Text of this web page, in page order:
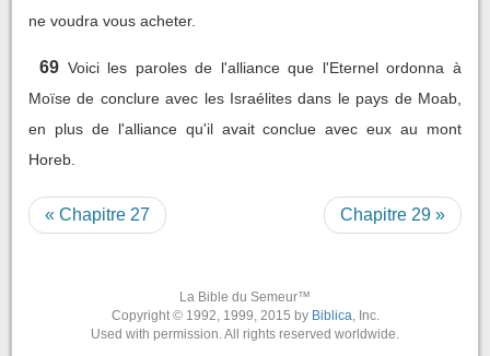
ne voudra vous acheter.
69 Voici les paroles de l'alliance que l'Eternel ordonna à
Moïse de conclure avec les Israélites dans le pays de Moab,
en plus de l'alliance qu'il avait conclue avec eux au mont
Horeb.
« Chapitre 27 Chapitre 29 »
La Bible du Semeur™
Copyright © 1992, 1999, 2015 by Biblica, Inc.
Used with permission. All rights reserved worldwide.